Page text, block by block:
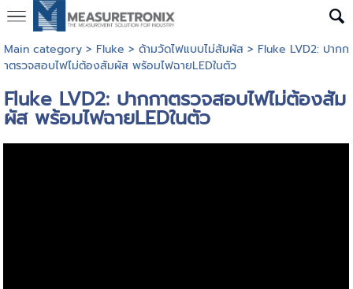
Main category> Fluke > ด้ามวัดไฟแบบไม่สัมผัส > Fluke LVD2: ปากก
าตรวจสอบไฟไม่ต้องสัมผัส พร้อมไฟฉายLEDในตัว
Fluke LVD2: ปากกาตรวจสอบไฟไม่ต้องสัม
ผัส พร้อมไฟฉายLEDในตัว